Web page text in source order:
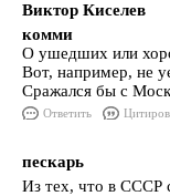
Виктор Киселев
комми
О ушедших или
Вот, например, не
Сражался бы с
Ответить
пескарь
Из тех, что в СССР